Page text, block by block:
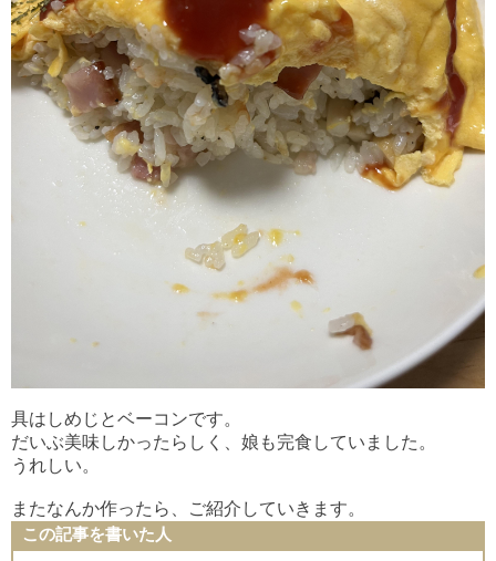
具はしめじとベーコンです。
だいぶ美味しかったらしく、娘も完食していました。
うれしい。
またなんか作ったら、ご紹介していきます。
この記事を書いた人